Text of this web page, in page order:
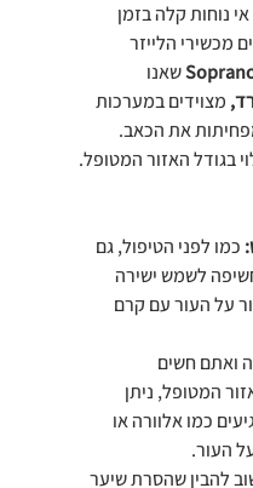
נוחות קלה בזמן
מכשירי הלייזר
שאנו
מצוידים במערכות
את הכאב.
בגודל האזור המטופל.
כמו לפני הטיפול, גם
לשמש ישירה
על העור עם קרם
ואתם חשים
המטופל, ניתן
כמו אלוורה או
העור.
להבין שהסרת שיער